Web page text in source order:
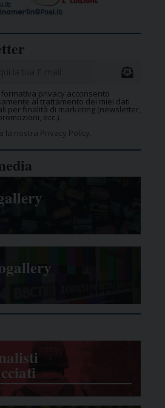
privacy acconsento
al trattamento dei miei dati
per finalità di marketing (newsletter,
ecc.).
la nostra Privacy Policy.